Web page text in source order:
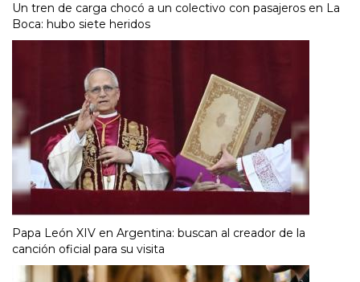
Un tren de carga chocó a un colectivo con pasajeros en La
Boca: hubo siete heridos
Papa León XIV en Argentina: buscan al creador de la
canción oficial para su visita